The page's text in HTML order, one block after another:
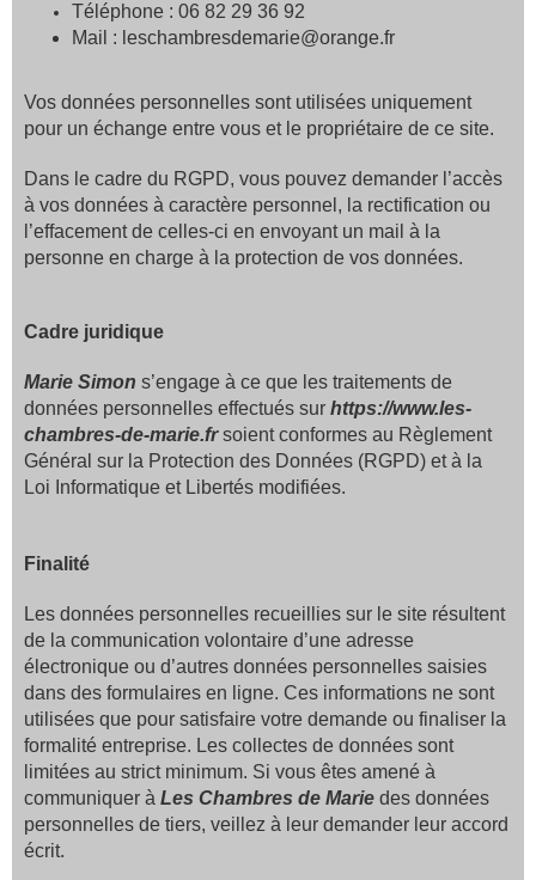
Téléphone : 06 82 29 36 92
Mail : leschambresdemarie@orange.fr
Vos données personnelles sont utilisées uniquement
pour un échange entre vous et le propriétaire de ce site.
Dans le cadre du RGPD, vous pouvez demander l’accès
à vos données à caractère personnel, la rectification ou
l’effacement de celles-ci en envoyant un mail à la
personne en charge à la protection de vos données.
Cadre juridique
Marie Simon s’engage à ce que les traitements de
données personnelles effectués sur https://www.les-
chambres-de-marie.frsoient conformes au Règlement
Général sur la Protection des Données (RGPD) et à la
Loi Informatique et Libertés modifiées.
Finalité
Les données personnelles recueillies sur le site résultent
de la communication volontaire d’une adresse
électronique ou d’autres données personnelles saisies
dans des formulaires en ligne. Ces informations ne sont
utilisées que pour satisfaire votre demande ou finaliser la
formalité entreprise. Les collectes de données sont
limitées au strict minimum. Si vous êtes amené à
communiquer à Les Chambres de Marie des données
personnelles de tiers, veillez à leur demander leur accord
écrit.